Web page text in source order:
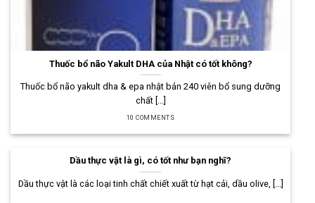
Thuốc bổ não Yakult DHA của Nhật có tốt không?
Thuốc bổ não yakult dha & epa nhật bản 240 viên bổ sung dưỡng
chất [...]
10 COMMENTS
Dầu thực vật là gì, có tốt như bạn nghĩ?
Dầu thực vật là các loại tinh chất chiết xuất từ hạt cải, dầu olive, [...]